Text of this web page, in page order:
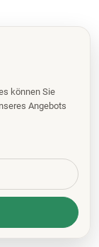
können Sie
Angebots